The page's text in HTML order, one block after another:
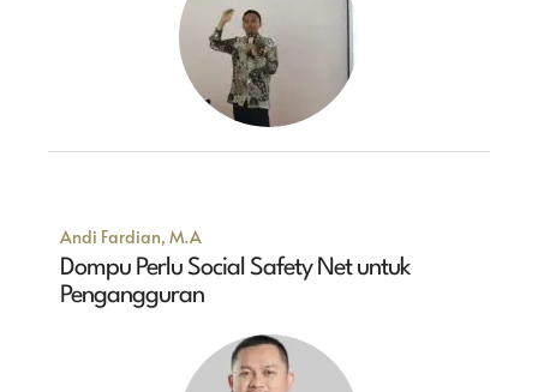
Andi Fardian, M.A
Dompu Perlu Social Safety Net untuk
Pengangguran